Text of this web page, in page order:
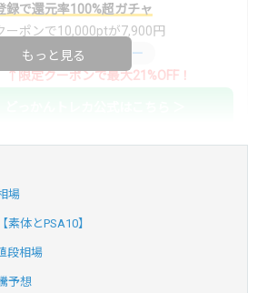
録で還元率100%超ガチャ
ーポンで10,000ptが7,900円
コードコピー
↑限定クーポンで最大21%OFF！
録で6種類アド確解禁
コードコピー
もっと見る
場
体とPSA10】
段相場
予想